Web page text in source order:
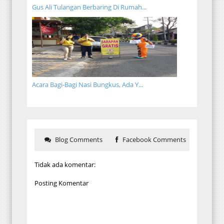
Gus Ali Tulangan Berbaring Di Rumah...
Acara Bagi-Bagi Nasi Bungkus, Ada Y...
Blog Comments Facebook Comments
Tidak ada komentar:
Posting Komentar